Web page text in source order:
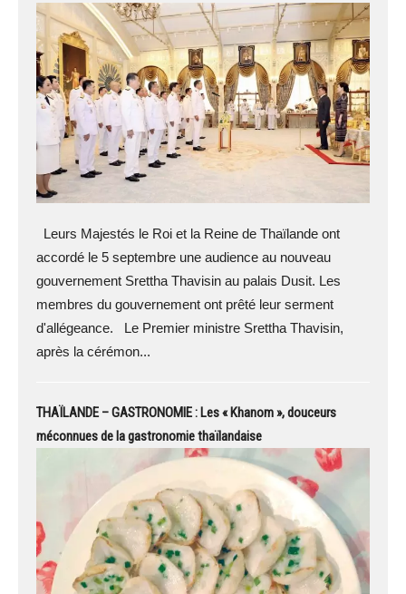
Leurs Majestés le Roi et la Reine de Thaïlande ont
accordé le 5 septembre une audience au nouveau
gouvernement Srettha Thavisin au palais Dusit. Les
membres du gouvernement ont prêté leur serment
d'allégeance. Le Premier ministre Srettha Thavisin,
après la cérémon...
THAÏLANDE – GASTRONOMIE : Les « Khanom », douceurs
méconnues de la gastronomie thaïlandaise